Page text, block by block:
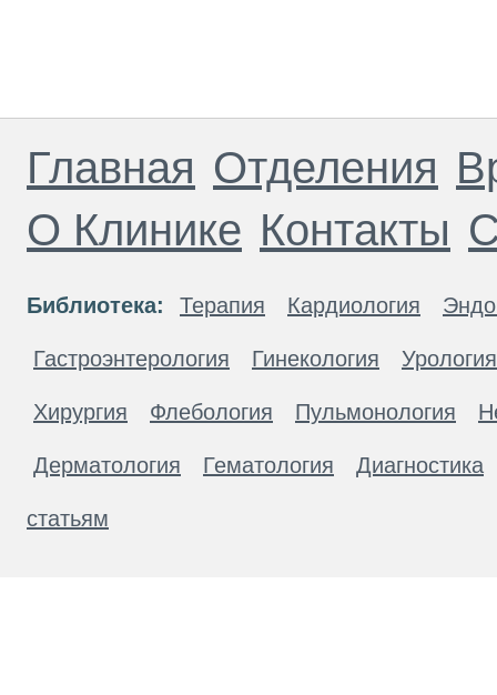
Главная Отделения
О Клинике Контакты
Библиотека: Терапия Кардиология
Гастроэнтерология Гинекология Урология
Хирургия Флебология Пульмонология
Дерматология Гематология Диагностика
статьям